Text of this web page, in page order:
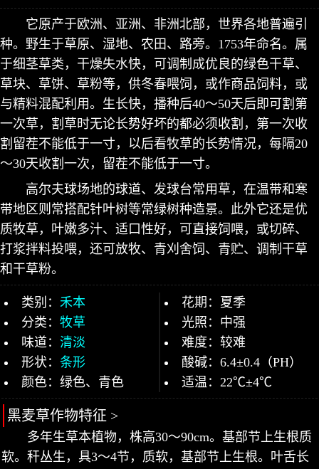
它原产于欧洲、亚洲、非洲北部，世界各地普遍引
种。野生于草原、湿地、农田、路旁。1753年命名。属
于细茎草类，干燥失水快，可调制成优良的绿色干草、
草块、草饼、草粉等，供冬春喂饲，或作商品饲料，或
与精料混配利用。生长快，播种后40～50天后即可割第
一次草，割草时无论长势好坏的都必须收割，第一次收
割留茬不能低于一寸，以后看牧草的长势情况，每隔20
～30天收割一次，留茬不能低于一寸。
高尔夫球场地的球道、发球台常用草，在温带和寒
带地区则常搭配针叶树等常绿树种造景。此外它还是优
质牧草，叶嫩多汁、适口性好，可直接饲喂，或切碎、
打浆拌料投喂，还可放牧、青刈舍饲、青贮、调制干草
和干草粉。
类别： 禾本
分类： 牧草
味道： 清淡
形状： 条形
颜色：绿色、青色
花期：夏季
光照：中强
难度：较难
酸碱：6.4±0.4（PH）
适温：22℃±4℃
黑麦草作物特征 >
多年生草本植物，株高30～90cm。基部节上生根质
软。秆丛生，具3～4节，质软，基部节上生根。叶舌长